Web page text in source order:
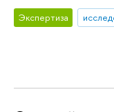
Экспертиза